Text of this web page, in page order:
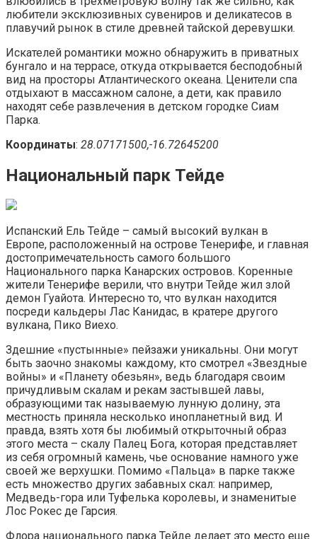
любители эксклюзивных сувениров и деликатесов в
плавучий рынок в стиле древней тайской деревушки.
Искателей романтики можно обнаружить в приватных
бунгало и на террасе, откуда открывается бесподобный
вид на просторы Атлантического океана. Ценители спа
отдыхают в массажном салоне, а дети, как правило
находят себе развлечения в детском городке Сиам
Парка.
Координаты: 28.07171500,-16.72645200
Национальный парк Тейде
Испанский Ель Тейде – самый высокий вулкан в
Европе, расположенный на острове Тенерифе, и главная
достопримечательность самого большого
Национального парка Канарских островов. Коренные
жители Тенерифе верили, что внутри Тейде жил злой
демон Гуайота. Интересно то, что вулкан находится
посреди кальдеры Лас Канидас, в кратере другого
вулкана, Пико Виехо.
Здешние «пустынные» пейзажи уникальны. Они могут
быть заочно знакомы каждому, кто смотрел «Звездные
войны» и «Планету обезьян», ведь благодаря своим
причудливым скалам и рекам застывшей лавы,
образующими так называемую лунную долину, эта
местность приняла несколько инопланетный вид. И
правда, взять хотя бы любимый открыточный образ
этого места – скалу Палец Бога, которая представляет
из себя огромный камень, чье основание намного уже
своей же верхушки. Помимо «Пальца» в парке также
есть множество других забавных скал: например,
Медведь-гора или Туфелька королевы, и знаменитые
Лос Рокес де Гарсия.
Флора национального парка Тейде делает это место еще